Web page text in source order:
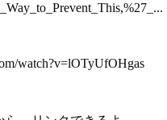
watch?v=lOTyUfOHgas